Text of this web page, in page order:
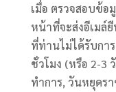
เมื่อ ตรวจสอบข้อ
หน้าที่จะส่งอีเมล์
ที่ท่านไม่ได้รับกา
ชั่วโมง (หรือ 2-3
ทำการ, วันหยุดร